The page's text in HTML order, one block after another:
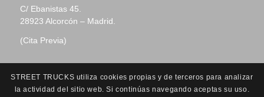
C/ Ebanistas 45.
28923 Alcorcón – Madrid.
(Cita Previa)
STREET TRUCKS utiliza cookies propias y de terceros para analizar
la actividad del sitio web. Si continúas navegando aceptas su uso.